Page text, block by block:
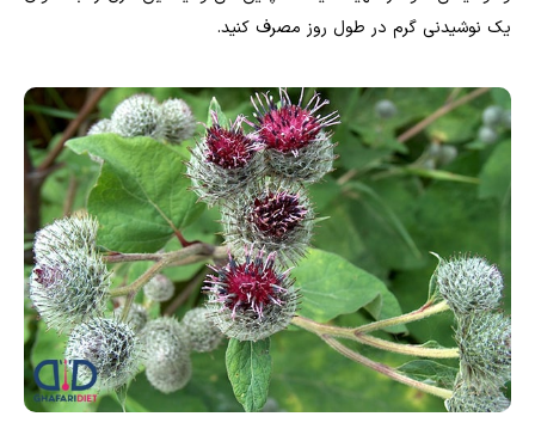
یک نوشیدنی گرم در طول روز مصرف کنید.